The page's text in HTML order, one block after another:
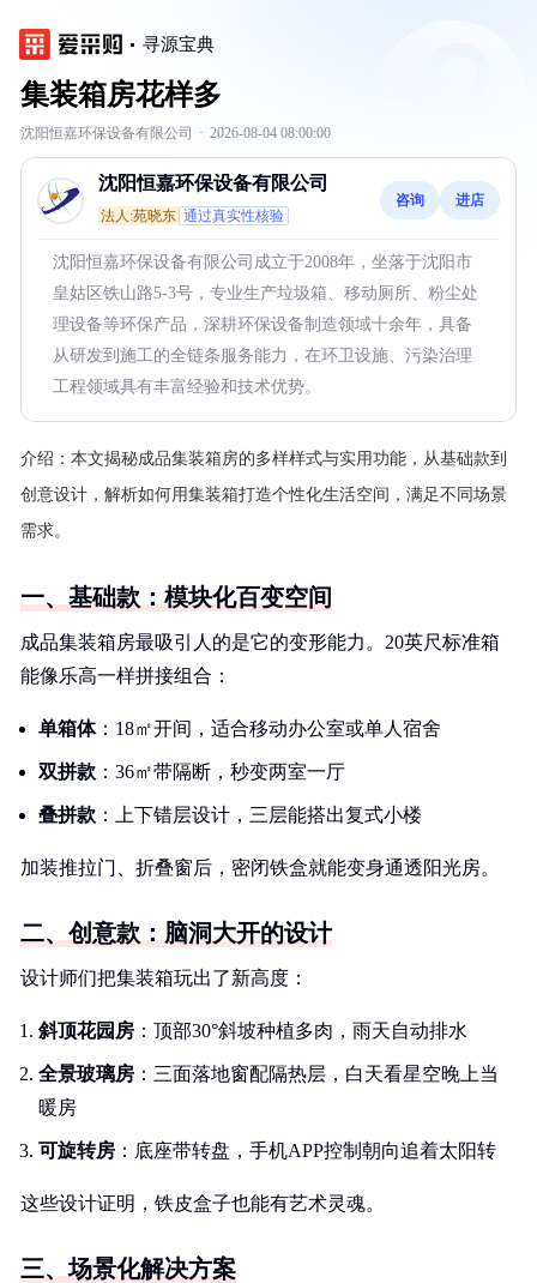
寻源宝典
集装箱房花样多
沈阳恒嘉环保设备有限公司 · 2026-08-04 08:00:00
沈阳恒嘉环保设备有限公司
法人:苑晓东 通过真实性核验
咨询 进店
沈阳恒嘉环保设备有限公司成立于2008年，坐落于沈阳市
皇姑区铁山路5-3号，专业生产垃圾箱、移动厕所、粉尘处
理设备等环保产品，深耕环保设备制造领域十余年，具备
从研发到施工的全链条服务能力，在环卫设施、污染治理
工程领域具有丰富经验和技术优势。
介绍： 本文揭秘成品集装箱房的多样样式与实用功能，从基础款到
创意设计，解析如何用集装箱打造个性化生活空间，满足不同场景
需求。
一、基础款：模块化百变空间
成品集装箱房最吸引人的是它的变形能力。20英尺标准箱
能像乐高一样拼接组合：
单箱体：18㎡开间，适合移动办公室或单人宿舍
双拼款 ：36㎡带隔断，秒变两室一厅
叠拼款 ：上下错层设计，三层能搭出复式小楼
加装推拉门、折叠窗后，密闭铁盒就能变身通透阳光房。
二、创意款：脑洞大开的设计
设计师们把集装箱玩出了新高度：
斜顶花园房 ：顶部30°斜坡种植多肉，雨天自动排水
全景玻璃房 ：三面落地窗配隔热层，白天看星空晚上当
暖房
可旋转房 ：底座带转盘，手机APP控制朝向追着太阳转
这些设计证明，铁皮盒子也能有艺术灵魂。
三、场景化解决方案